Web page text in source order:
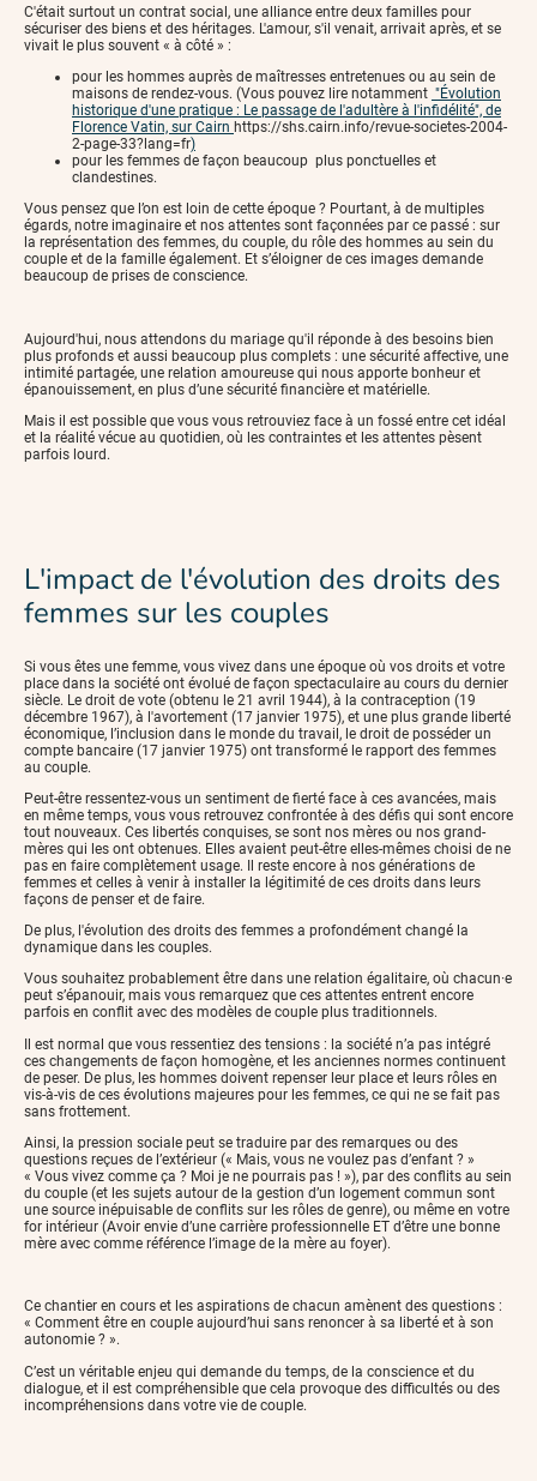
C'était surtout un contrat social, une alliance entre deux familles pour
sécuriser des biens et des héritages. L'amour, s'il venait, arrivait après, et se
vivait le plus souvent « à côté » :
pour les hommes auprès de maîtresses entretenues ou au sein de
maisons de rendez-vous. (Vous pouvez lire notamment "Évolution
historique d'une pratique : Le passage de l'adultère à l'infidélité", de
Florence Vatin, sur Cairn https://shs.cairn.info/revue-societes-2004-
2-page-33?lang=fr)
pour les femmes de façon beaucoup plus ponctuelles et
clandestines.
Vous pensez que l’on est loin de cette époque ? Pourtant, à de multiples
égards, notre imaginaire et nos attentes sont façonnées par ce passé : sur
la représentation des femmes, du couple, du rôle des hommes au sein du
couple et de la famille également. Et s’éloigner de ces images demande
beaucoup de prises de conscience.
Aujourd'hui, nous attendons du mariage qu'il réponde à des besoins bien
plus profonds et aussi beaucoup plus complets : une sécurité affective, une
intimité partagée, une relation amoureuse qui nous apporte bonheur et
épanouissement, en plus d’une sécurité financière et matérielle.
Mais il est possible que vous vous retrouviez face à un fossé entre cet idéal
et la réalité vécue au quotidien, où les contraintes et les attentes pèsent
parfois lourd.
L'impact de l'évolution des droits des
femmes sur les couples
Si vous êtes une femme, vous vivez dans une époque où vos droits et votre
place dans la société ont évolué de façon spectaculaire au cours du dernier
siècle. Le droit de vote (obtenu le 21 avril 1944), à la contraception (19
décembre 1967), à l'avortement (17 janvier 1975), et une plus grande liberté
économique, l’inclusion dans le monde du travail, le droit de posséder un
compte bancaire (17 janvier 1975) ont transformé le rapport des femmes
au couple.
Peut-être ressentez-vous un sentiment de fierté face à ces avancées, mais
en même temps, vous vous retrouvez confrontée à des défis qui sont encore
tout nouveaux. Ces libertés conquises, se sont nos mères ou nos grand-
mères qui les ont obtenues. Elles avaient peut-être elles-mêmes choisi de ne
pas en faire complètement usage. Il reste encore à nos générations de
femmes et celles à venir à installer la légitimité de ces droits dans leurs
façons de penser et de faire.
De plus, l'évolution des droits des femmes a profondément changé la
dynamique dans les couples.
Vous souhaitez probablement être dans une relation égalitaire, où chacun·e
peut s’épanouir, mais vous remarquez que ces attentes entrent encore
parfois en conflit avec des modèles de couple plus traditionnels.
Il est normal que vous ressentiez des tensions : la société n’a pas intégré
ces changements de façon homogène, et les anciennes normes continuent
de peser. De plus, les hommes doivent repenser leur place et leurs rôles en
vis-à-vis de ces évolutions majeures pour les femmes, ce qui ne se fait pas
sans frottement.
Ainsi, la pression sociale peut se traduire par des remarques ou des
questions reçues de l’extérieur (« Mais, vous ne voulez pas d’enfant ? »
« Vous vivez comme ça ? Moi je ne pourrais pas ! »), par des conflits au sein
du couple (et les sujets autour de la gestion d’un logement commun sont
une source inépuisable de conflits sur les rôles de genre), ou même en votre
for intérieur (Avoir envie d’une carrière professionnelle ET d’être une bonne
mère avec comme référence l’image de la mère au foyer).
Ce chantier en cours et les aspirations de chacun amènent des questions :
« Comment être en couple aujourd’hui sans renoncer à sa liberté et à son
autonomie ? ».
C’est un véritable enjeu qui demande du temps, de la conscience et du
dialogue, et il est compréhensible que cela provoque des difficultés ou des
incompréhensions dans votre vie de couple.